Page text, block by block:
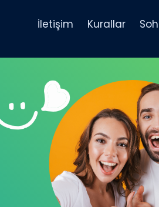
İletişim Kurallar